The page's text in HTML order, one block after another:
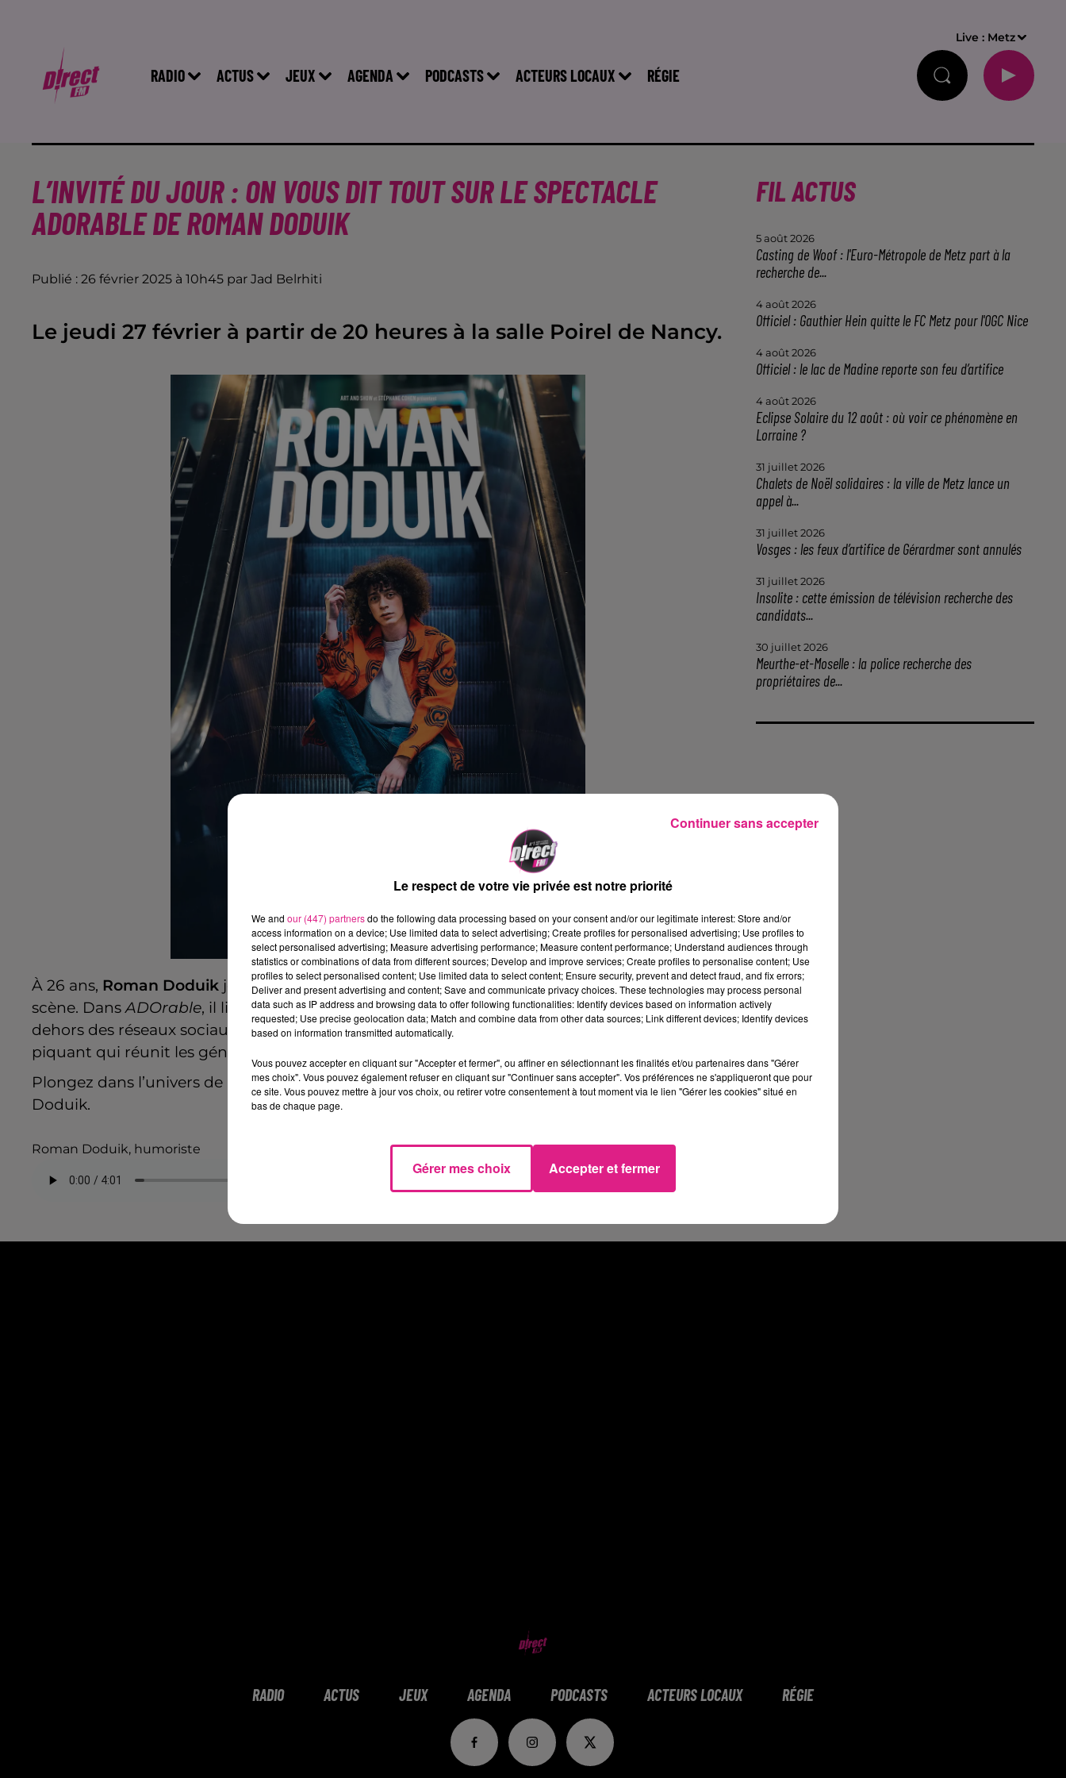
RADIO ACTUS JEUX AGENDA PODCASTS ACTEURS LOCAUX RÉGIE
Live : Metz
L’INVITÉ DU JOUR : ON VOUS DIT TOUT SUR LE SPECTACLE
ADORABLE DE ROMAN DODUIK
Publié : 26 février 2025 à 10h45 par Jad Belrhiti
Le jeudi 27 février à partir de 20 heures à la salle Poirel de Nancy.
À 26 ans, Roman Doduik jongle entre son succès sur les réseaux et son amour pour la
scène. DansADOrable, il livre un stand-up incisif et drôle, abordant sans filtre la vie en
dehors des réseaux sociaux, l’envers de l’influence et ses propres galères. Un spectacle
piquant qui réunit les générations !
Plongez dans l’univers de l’humoriste par le biais de ce podcast que nous livre Roman
Doduik.
Roman Doduik, humoriste
FIL ACTUS
5 août 2026
Casting de Woof : l'Euro-Métropole de Metz part à la
recherche de...
4 août 2026
Officiel : Gauthier Hein quitte le FC Metz pour l'OGC Nice
4 août 2026
Officiel : le lac de Madine reporte son feu d’artifice
4 août 2026
Eclipse Solaire du 12 août : où voir ce phénomène en
Lorraine ?
31 juillet 2026
Chalets de Noël solidaires : la ville de Metz lance un
appel à...
31 juillet 2026
Vosges : les feux d’artifice de Gérardmer sont annulés
31 juillet 2026
Insolite : cette émission de télévision recherche des
candidats...
30 juillet 2026
Meurthe-et-Moselle : la police recherche des
propriétaires de...
RADIO ACTUS JEUX AGENDA PODCASTS ACTEURS LOCAUX RÉGIE
Le respect de votre vie privée est notre priorité
We and our (447) partnersdo the following data processing based on your consent and/or our legitimate interest: Store and/or
access information on a device; Use limited data to select advertising; Create profiles for personalised advertising; Use profiles to
select personalised advertising; Measure advertising performance; Measure content performance; Understand audiences through
statistics or combinations of data from different sources; Develop and improve services; Create profiles to personalise content; Use
profiles to select personalised content; Use limited data to select content; Ensure security, prevent and detect fraud, and fix errors;
Deliver and present advertising and content; Save and communicate privacy choices. These technologies may process personal
data such as IP address and browsing data to offer following functionalities: Identify devices based on information actively
requested; Use precise geolocation data; Match and combine data from other data sources; Link different devices; Identify devices
based on information transmitted automatically.
Vous pouvez accepter en cliquant sur "Accepter et fermer", ou affiner en sélectionnant les finalités et/ou partenaires dans "Gérer
mes choix". Vous pouvez également refuser en cliquant sur "Continuer sans accepter". Vos préférences ne s'appliqueront que pour
ce site. Vous pouvez mettre à jour vos choix, ou retirer votre consentement à tout moment via le lien "Gérer les cookies" situé en
bas de chaque page.
Gérer mes choix Accepter et fermer
Continuer sans accepter